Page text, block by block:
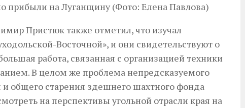
Пристюк также отметил, что изучал
­Восточной», и они свидетельствуют о
работа, связанная с организацией техники
В целом же проблема непредсказуемого
общего старения здешнего шахтного фонда
на перспективы угольной отрасли края на